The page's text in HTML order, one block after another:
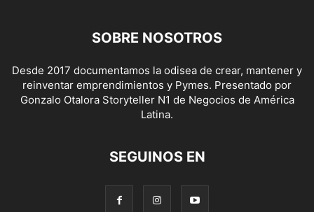
SOBRE NOSOTROS
Desde 2017 documentamos la odisea de crear, mantener y
reinventar emprendimientos y Pymes. Presentado por
Gonzalo Otalora Storyteller N1 de Negocios de América
Latina.
SEGUINOS EN